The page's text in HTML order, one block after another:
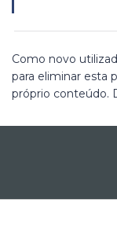
Como novo
para eliminar esta
próprio conteúdo.